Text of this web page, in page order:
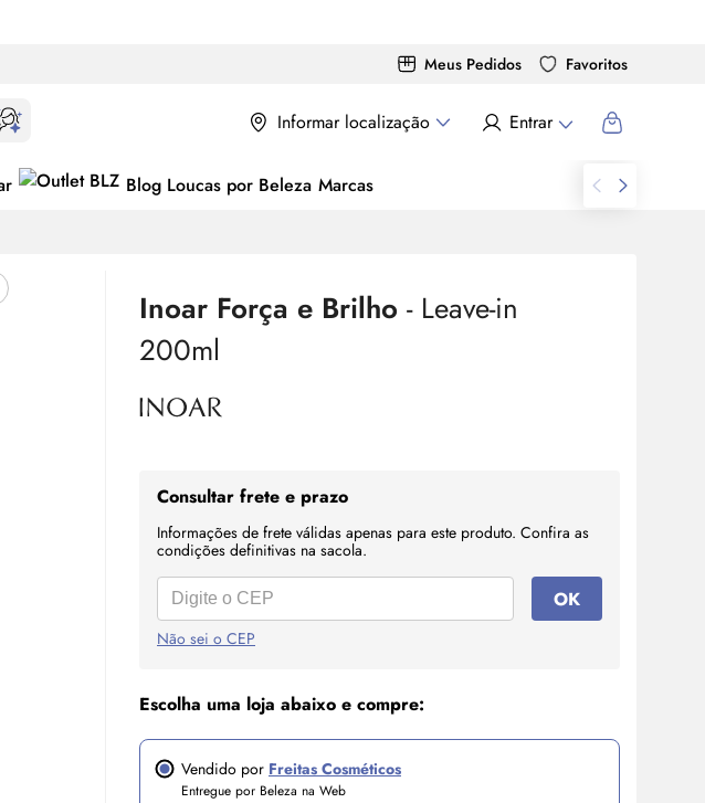
Meus Pedidos Favoritos
Informar localização Entrar
Blog Loucas por Beleza Marcas
Inoar Força e Brilho - Leave-in
200ml
Consultar frete e prazo
Informações de frete válidas apenas para este produto. Confira as
condições definitivas na sacola.
OK
Não sei o CEP
Escolha uma loja abaixo e compre:
Vendido por Freitas Cosméticos
Entregue por Beleza na Web